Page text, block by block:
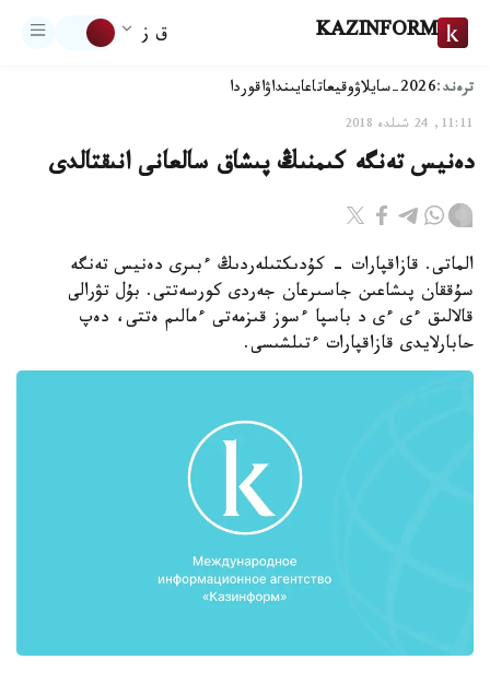
KAZINFORM ق ز
ترەند:2026-سايلاۋ وقيعاتاعايىنداۋاقوردا
11:11, 24 شىلدە 2018
دەنيس تەنگە كىمنىڭ پىشاق سالعانى انىقتالدى
الماتى. قازاقپارات - كۇدىكتىلەردىڭ ءبىرى دەنيس تەنگە
سۇققان پىشاعىن جاسىرعان جەردى كورسەتتى. بۇل تۋرالى
قالالىق ءى ءى د باسپا ءسوز قىزمەتى ءمالىم ەتتى، دەپ
حابارلايدى قازاقپارات ءتىلشىسى.